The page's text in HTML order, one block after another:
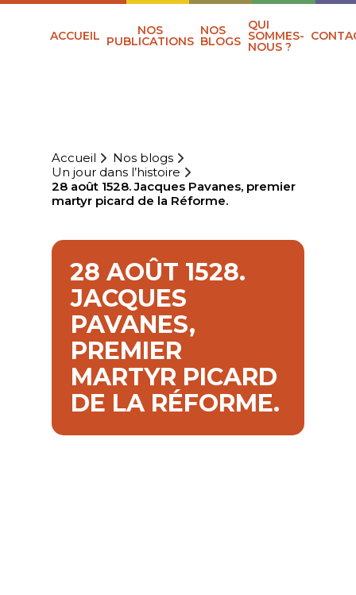
ACCUEIL NOS
PUBLICATIONS
NOS
BLOGS
QUI
SOMMES-
NOUS ?
Accueil
Nos blogs
Un jour dans l’histoire
28 août 1528. Jacques Pavanes, premier
martyr picard de la Réforme.
28 AOÛT 1528.
JACQUES
PAVANES,
PREMIER
MARTYR PICARD
DE LA RÉFORME.